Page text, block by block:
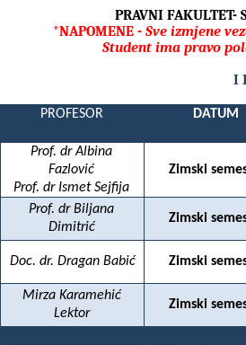
PRAVNI FAKULTET-
*NAPOMENE - Sve izmjene
Student ima pravo
I
PROFESOR DATUM
Prof. dr Albina
Fazlović
Prof. dr Ismet Sejfija
Zimski
Prof. dr Biljana
Dimitrić
Zimski
Doc. dr. Dragan Babić Zimski
Mirza Karamehić
Lektor
Zimski